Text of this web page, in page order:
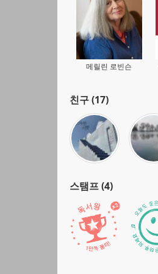
메릴린 로빈슨
친구 (17)
스탬프 (4)